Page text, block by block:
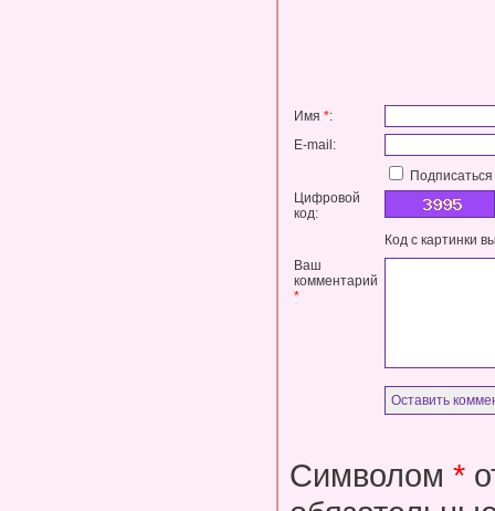
Имя *:
E-mail:
Цифровой
код:
Код с картинки
Ваш
комментарий
*
Символом *